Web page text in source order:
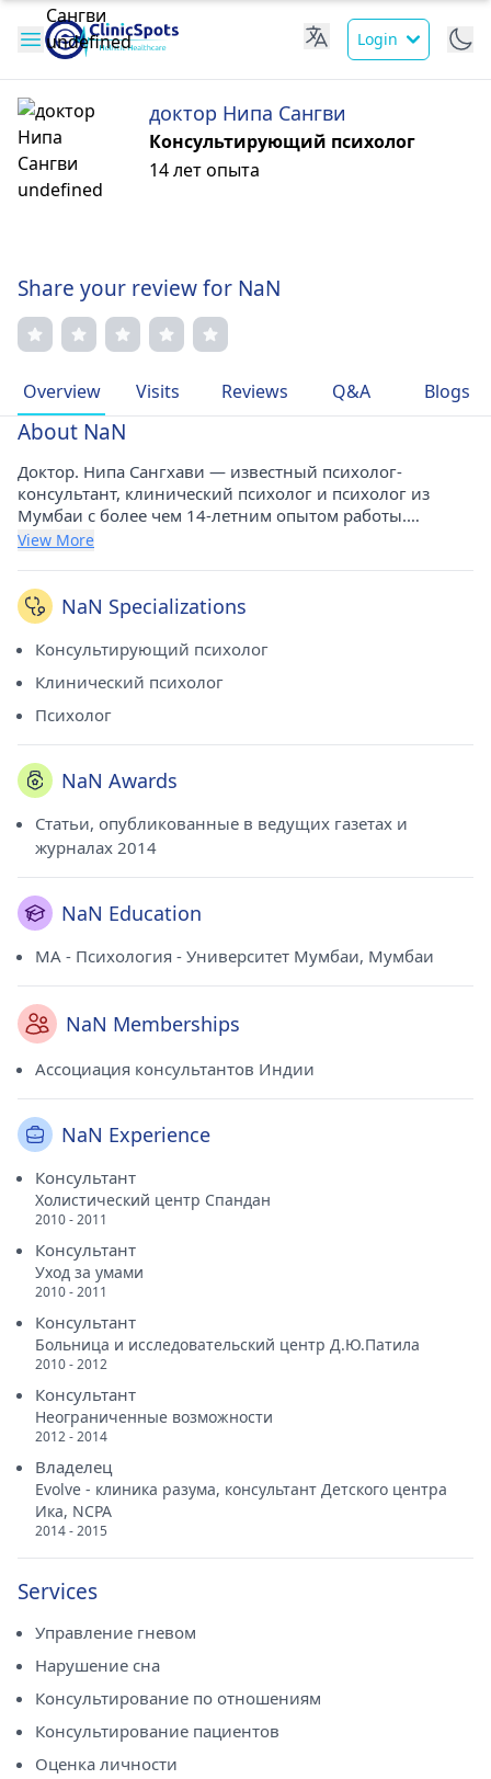
Login
доктор Нипа Сангви
Консультирующий психолог
14 лет опыта
Share your review for NaN
Overview Visits Reviews Q&A Blogs
About NaN
Доктор. Нипа Сангхави — известный психолог-
консультант, клинический психолог и психолог из
Мумбаи с более чем 14-летним опытом работы.
Награжден премией «Статьи, опубликованные в
Мумбаи, в 2010 году. В настоящее время он практикует
в Evolve - The Mind Center в Уорли (Мумбаи) и Evolve -
The Mind Center в Матунге (Мумбаи). Он является
View More
NaN Specializations
Консультирующий психолог
Клинический психолог
Психолог
NaN Awards
Статьи, опубликованные в ведущих газетах и ​​
журналах 2014
NaN Education
MA - Психология - Университет Мумбаи, Мумбаи
NaN Memberships
Ассоциация консультантов Индии
NaN Experience
Консультант
Холистический центр Спандан
2010 - 2011
Консультант
Уход за умами
2010 - 2011
Консультант
Больница и исследовательский центр Д.Ю.Патила
2010 - 2012
Консультант
Неограниченные возможности
2012 - 2014
Владелец
Evolve - клиника разума, консультант Детского центра
Ика, NCPA
2014 - 2015
Services
Управление гневом
Нарушение сна
Консультирование по отношениям
Консультирование пациентов
Оценка личности